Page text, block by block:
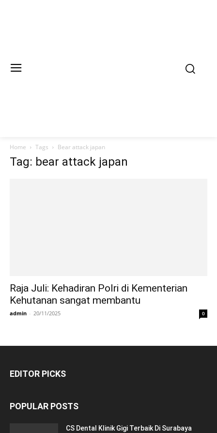
Home Tags Bear attack japan
Tag: bear attack japan
Raja Juli: Kehadiran Polri di Kementerian
Kehutanan sangat membantu
admin - 20/11/2025 0
EDITOR PICKS
POPULAR POSTS
CS Dental Klinik Gigi Terbaik Di Surabaya